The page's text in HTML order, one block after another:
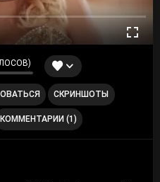
СКРИНШОТЫ
КОММЕНТАРИИ (1)